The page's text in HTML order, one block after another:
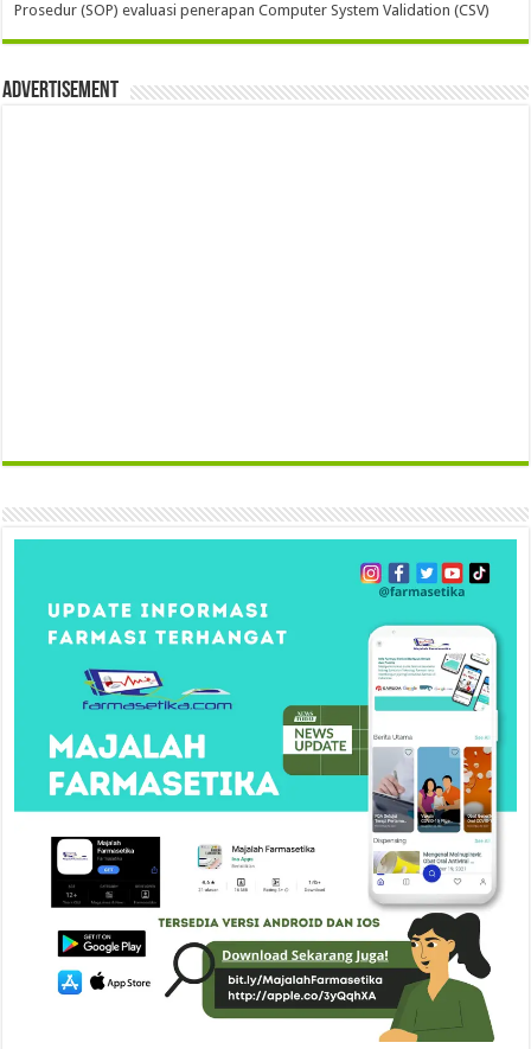
Prosedur (SOP) evaluasi penerapan Computer System Validation (CSV)
Advertisement